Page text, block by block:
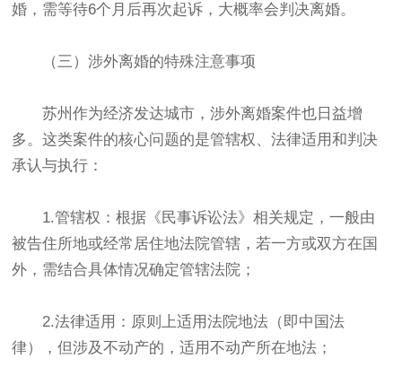
婚，需等待6个月后再次起诉，大概率会判决离婚。
（三）涉外离婚的特殊注意事项
苏州作为经济发达城市，涉外离婚案件也日益增
多。这类案件的核心问题的是管辖权、法律适用和判决
承认与执行：
1.管辖权：根据《民事诉讼法》相关规定，一般由
被告住所地或经常居住地法院管辖，若一方或双方在国
外，需结合具体情况确定管辖法院；
2.法律适用：原则上适用法院地法（即中国法
律），但涉及不动产的，适用不动产所在地法；